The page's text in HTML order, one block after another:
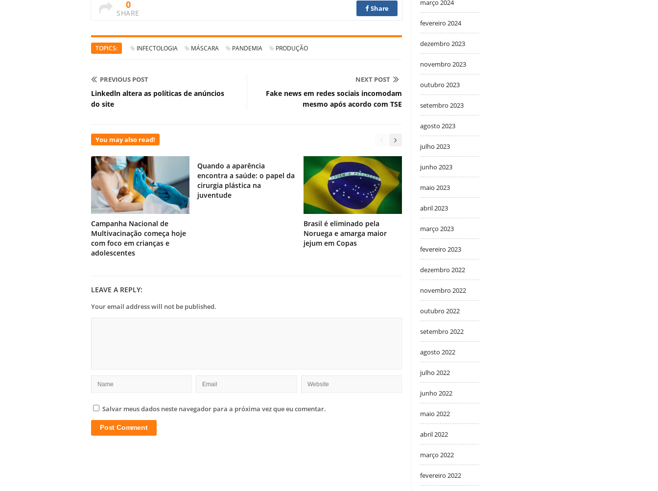
0
SHARE
Share
TOPICS: INFECTOLOGIA MÁSCARA PANDEMIA PRODUÇÃO
PREVIOUS POST
Linkedln altera as políticas de anúncios
do site
NEXT POST
Fake news em redes sociais incomodam
mesmo após acordo com TSE
You may also read!
Campanha Nacional de
Multivacinação começa hoje
com foco em crianças e
adolescentes
Quando a aparência
encontra a saúde: o papel da
cirurgia plástica na
juventude
Brasil é eliminado pela
Noruega e amarga maior
jejum em Copas
LEAVE A REPLY:
Your email address will not be published.
Salvar meus dados neste navegador para a próxima vez que eu comentar.
março 2024
fevereiro 2024
dezembro 2023
novembro 2023
outubro 2023
setembro 2023
agosto 2023
julho 2023
junho 2023
maio 2023
abril 2023
março 2023
fevereiro 2023
dezembro 2022
novembro 2022
outubro 2022
setembro 2022
agosto 2022
julho 2022
junho 2022
maio 2022
abril 2022
março 2022
fevereiro 2022